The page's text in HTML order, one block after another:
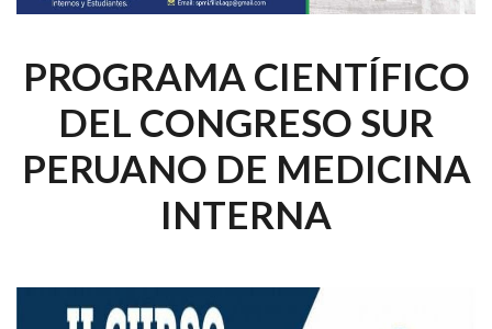
PROGRAMA CIENTÍFICO
DEL CONGRESO SUR
PERUANO DE MEDICINA
INTERNA